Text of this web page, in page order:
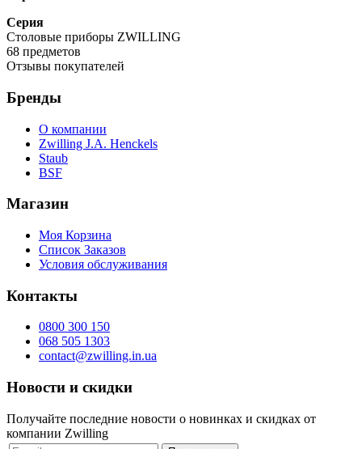
Серия
Столовые приборы ZWILLING
68 предметов
Отзывы покупателей
Бренды
О компании
Zwilling J.A. Henckels
Staub
BSF
Магазин
Моя Корзина
Список Заказов
Условия обслуживания
Контакты
0800 300 150
068 505 1303
contact@zwilling.in.ua
Новости и скидки
Получайте последние новости о новинках и скидках от
компании Zwilling